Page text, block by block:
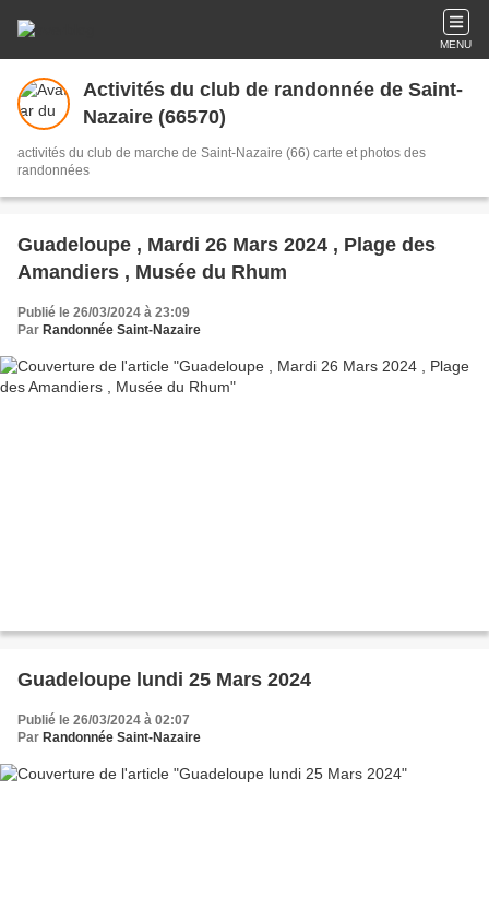
MENU
Activités du club de randonnée de Saint-
Nazaire (66570)
activités du club de marche de Saint-Nazaire (66) carte et photos des
randonnées
Guadeloupe , Mardi 26 Mars 2024 , Plage des
Amandiers , Musée du Rhum
Publié le 26/03/2024 à 23:09
Par Randonnée Saint-Nazaire
Guadeloupe lundi 25 Mars 2024
Publié le 26/03/2024 à 02:07
Par Randonnée Saint-Nazaire